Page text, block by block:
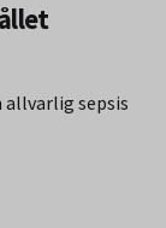
allvarlig sepsis